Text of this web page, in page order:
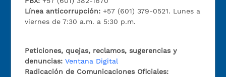
Línea anticorrupción:+57 (601) 379-0521. Lunes a
viernes de 7:30 a.m. a 5:30 p.m.
Peticiones, quejas, reclamos, sugerencias y
denuncias: Ventana Digital
Radicación de Comunicaciones Oficiales: